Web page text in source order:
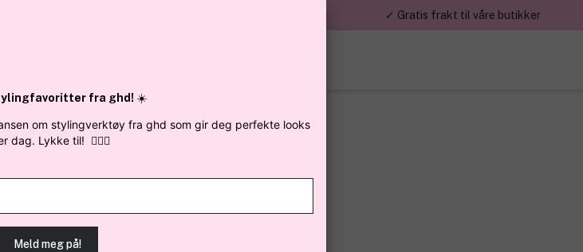
✓ Gratis frakt til våre butikker
Få 27 kr bonus
Body Oil 150ml
fra ghd! ☀️
om stylingverktøy fra ghd som gir deg perfekte looks
dag. Lykke til! 💇‍♀️✨
Meld meg på!